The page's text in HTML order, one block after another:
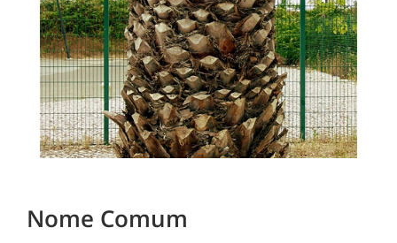
Nome Comum